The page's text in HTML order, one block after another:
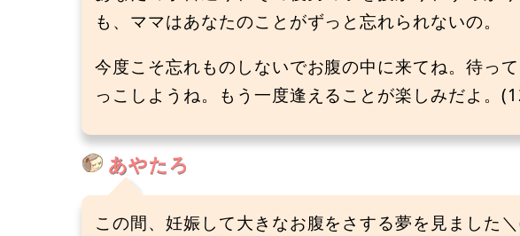
も、ママはあなたのことがずっと忘れられないの。
今度こそ忘れものしないでお腹の中に来てね。待っ
っこしようね。もう一度逢えることが楽しみだよ。
あやたろ
この間、妊娠して大きなお腹をさする夢を見ました